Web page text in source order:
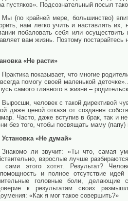
пустяков». Подсознательный посыл
Мы (по крайней мере, большинство)
нам легко учить и наставлять
побаловать себя или
вам жизнь. Поэтому
«Не расти»
Практика показывает, что многие
помогу своей маленькой
самого главного в жизни –
Выросши, человек с такой директивой
даже ценой отказа от создания
Часто, даже вступив в брак, так и
без того, чтобы посвящать маму
Установка «Не думай»
Знакомо ли звучит: «Ты что, самая
взрослые лучше
сами этого хотят. Результат?
и полное отсутствие
головные боли, делающие
к результатам своих
«Как я мог такое совершить?»